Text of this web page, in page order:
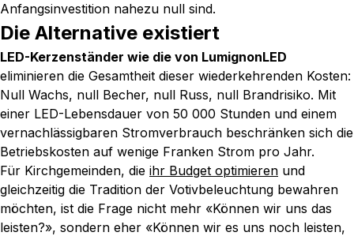
Anfangsinvestition nahezu null sind.
Die Alternative existiert
LED-Kerzenständer wie die von LumignonLED
eliminieren die Gesamtheit dieser wiederkehrenden Kosten:
Null Wachs, null Becher, null Russ, null Brandrisiko. Mit
einer LED-Lebensdauer von 50 000 Stunden und einem
vernachlässigbaren Stromverbrauch beschränken sich die
Betriebskosten auf wenige Franken Strom pro Jahr.
Für Kirchgemeinden, die ihr Budget optimieren und
gleichzeitig die Tradition der Votivbeleuchtung bewahren
möchten, ist die Frage nicht mehr «Können wir uns das
leisten?», sondern eher «Können wir es uns noch leisten,